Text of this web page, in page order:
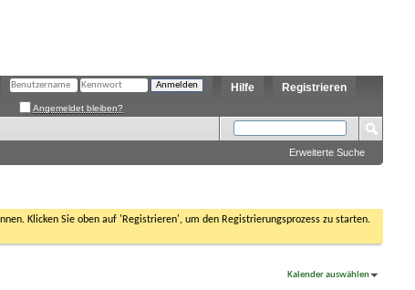
Registrieren
Hilfe
Angemeldet bleiben?
Erweiterte Suche
Klicken Sie oben auf 'Registrieren', um den Registrierungsprozess zu starten.
Kalender auswählen